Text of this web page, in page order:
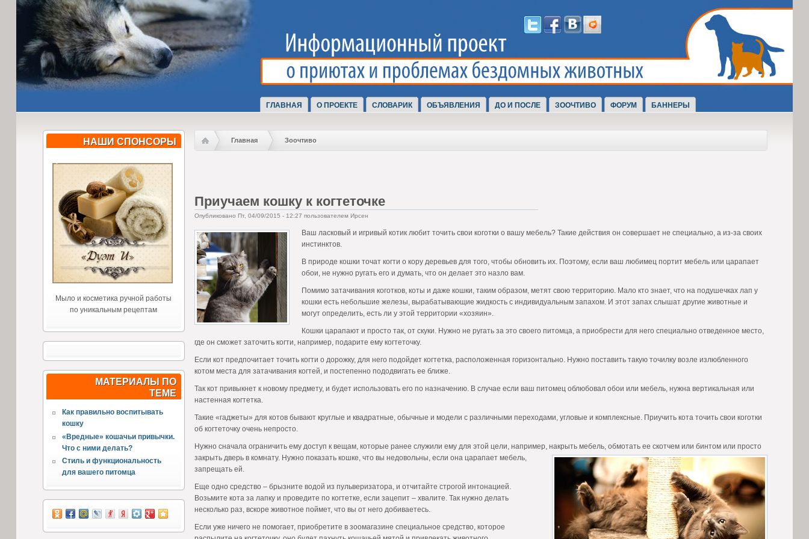
ГЛАВНАЯ О ПРОЕКТЕ СЛОВАРИК ОБЪЯВЛЕНИЯ ДО И ПОСЛЕ ЗООЧТИВО ФОРУМ БАННЕРЫ
НАШИ СПОНСОРЫ
Мыло и косметика ручной работы
по уникальным рецептам
МАТЕРИАЛЫ ПО
ТЕМЕ
Как правильно воспитывать
кошку
«Вредные» кошачьи привычки.
Что с ними делать?
Стиль и функциональность
для вашего питомца
Главная Зоочтиво
Приучаем кошку к когтеточке
Опубликовано Пт, 04/09/2015 - 12:27 пользователем Ирсен
Ваш ласковый и игривый котик любит точить свои коготки о вашу мебель? Такие действия он совершает не специально, а из-за своих
инстинктов.
В природе кошки точат когти о кору деревьев для того, чтобы обновить их. Поэтому, если ваш любимец портит мебель или царапает
обои, не нужно ругать его и думать, что он делает это назло вам.
Помимо затачивания коготков, коты и даже кошки, таким образом, метят свою территорию. Мало кто знает, что на подушечках лап у
кошки есть небольшие железы, вырабатывающие жидкость с индивидуальным запахом. И этот запах слышат другие животные и
могут определить, есть ли у этой территории «хозяин».
Кошки царапают и просто так, от скуки. Нужно не ругать за это своего питомца, а приобрести для него специально отведенное место,
где он сможет заточить когти, например, подарите ему когтеточку.
Если кот предпочитает точить когти о дорожку, для него подойдет когтетка, расположенная горизонтально. Нужно поставить такую точилку возле излюбленного
котом места для затачивания когтей, и постепенно пододвигать ее ближе.
Так кот привыкнет к новому предмету, и будет использовать его по назначению. В случае если ваш питомец облюбовал обои или мебель, нужна вертикальная или
настенная когтетка.
Такие «гаджеты» для котов бывают круглые и квадратные, обычные и модели с различными переходами, угловые и комплексные. Приучить кота точить свои коготки
об когтеточку очень непросто.
Нужно сначала ограничить ему доступ к вещам, которые ранее служили ему для этой цели, например, накрыть мебель, обмотать ее скотчем или бинтом или просто
закрыть дверь в комнату. Нужно показать кошке, что вы недовольны, если она царапает мебель,
запрещать ей.
Еще одно средство – брызните водой из пульверизатора, и отчитайте строгой интонацией.
Возьмите кота за лапку и проведите по когтетке, если зацепит – хвалите. Так нужно делать
несколько раз, вскоре животное поймет, что вы от него добиваетесь.
Если уже ничего не помогает, приобретите в зоомагазине специальное средство, которое